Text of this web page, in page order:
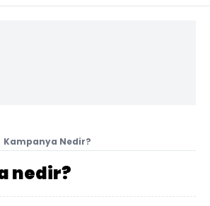
Kampanya Nedir?
nedir?